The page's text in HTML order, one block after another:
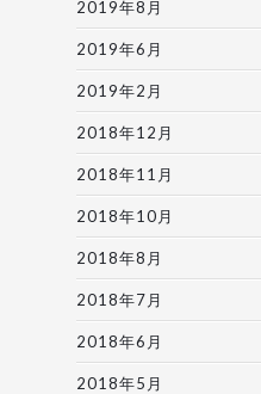
2019年8月
2019年6月
2019年2月
2018年12月
2018年11月
2018年10月
2018年8月
2018年7月
2018年6月
2018年5月